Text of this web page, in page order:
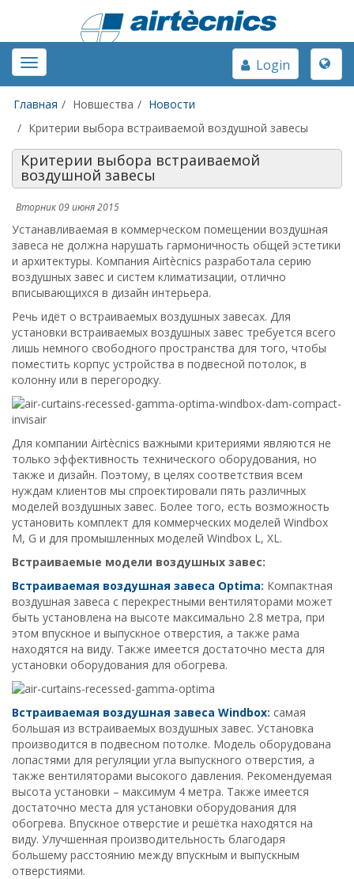
Toggle
navigation
Toggle
Login
Главная Новшества
Новости
Критерии выбора встраиваемой воздушной завесы
Критерии выбора встраиваемой
воздушной завесы
Вторник 09 июня 2015
Устанавливаемая в коммерческом помещении воздушная
завеса не должна нарушать гармоничность общей эстетики
и архитектуры. Компания Airtècnics разработала серию
воздушных завес и систем климатизации, отлично
вписывающихся в дизайн интерьера.
Речь идёт о встраиваемых воздушных завесах. Для
установки встраиваемых воздушных завес требуется всего
лишь немного свободного пространства для того, чтобы
поместить корпус устройства в подвесной потолок, в
колонну или в перегородку.
Для компании Airtècnics важными критериями являются не
только эффективность технического оборудования, но
также и дизайн. Поэтому, в целях соответствия всем
нуждам клиентов мы спроектировали пять различных
моделей воздушных завес. Более того, есть возможность
установить комплект для коммерческих моделей Windbox
M, G и для промышленных моделей Windbox L, XL.
Встраиваемые модели воздушных завес:
Встраиваемая воздушная завеса Optima: Компактная
воздушная завеса с перекрестными вентиляторами может
быть установлена на высоте максимально 2.8 метра, при
этом впускное и выпускное отверстия, а также рама
находятся на виду. Также имеется достаточно места для
установки оборудования для обогрева.
Встраиваемая воздушная завеса Windbox: самая
большая из встраиваемых воздушных завес. Установка
производится в подвесном потолке. Модель оборудована
лопастями для регуляции угла выпускного отверстия, а
также вентиляторами высокого давления. Рекомендуемая
высота установки – максимум 4 метра. Также имеется
достаточно места для установки оборудования для
обогрева. Впускное отверстие и решётка находятся на
виду. Улучшенная производительность благодаря
большему расстоянию между впускным и выпускным
отверстиями.